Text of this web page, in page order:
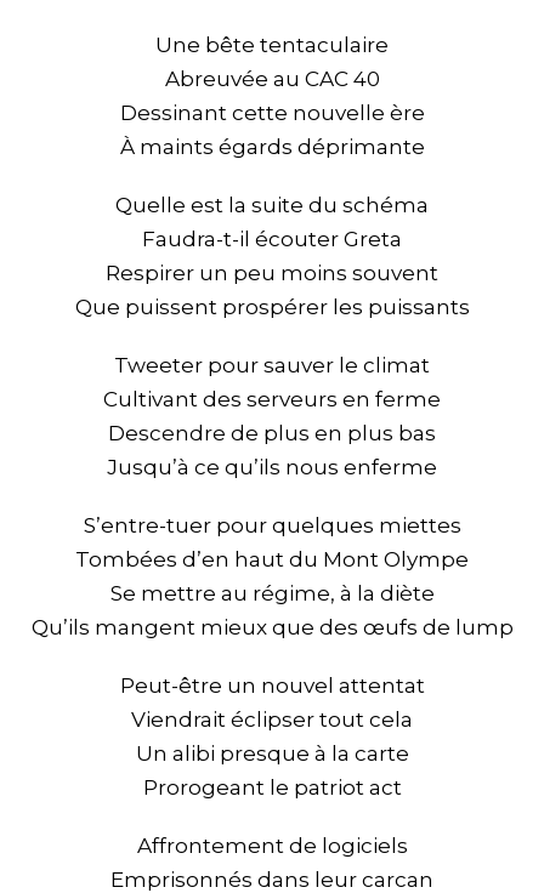
Une bête tentaculaire
Abreuvée au CAC 40
Dessinant cette nouvelle ère
À maints égards déprimante
Quelle est la suite du schéma
Faudra-t-il écouter Greta
Respirer un peu moins souvent
Que puissent prospérer les puissants
Tweeter pour sauver le climat
Cultivant des serveurs en ferme
Descendre de plus en plus bas
Jusqu’à ce qu’ils nous enferme
S’entre-tuer pour quelques miettes
Tombées d’en haut du Mont Olympe
Se mettre au régime, à la diète
Qu’ils mangent mieux que des œufs de lump
Peut-être un nouvel attentat
Viendrait éclipser tout cela
Un alibi presque à la carte
Prorogeant le patriot act
Affrontement de logiciels
Emprisonnés dans leur carcan